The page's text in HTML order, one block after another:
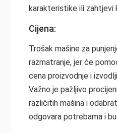
karakteristike ili zahtjevi
Cijena:
Trošak mašine za
razmatranje, jer će
cena proizvodnje i
Važno je pažljivo
različitih mašina i
odgovara potrebama i